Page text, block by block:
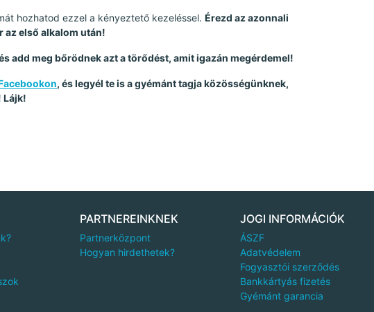
hozhatod ezzel a kényeztető kezeléssel. Érezd az azonnali
első alkalom után!
add meg bőrödnek azt a törődést, amit igazán megérdemel!
, és legyél te is a gyémánt tagja közösségünknek,
Lájk!
PARTNEREINKNEK
Partnerközpont
Hogyan hirdethetek?
JOGI INFORMÁCIÓK
ÁSZF
Adatvédelem
Fogyasztói szerződés
Bankkártyás fizetés
Gyémánt garancia